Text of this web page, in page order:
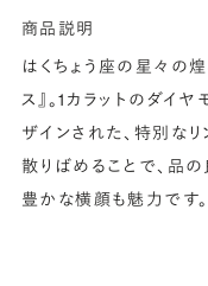
商品説明
はくちょう座の星々の
ス』。1カラットのダイ
ザインされた、特別な
散りばめることで、品
豊かな横顔も魅力です。